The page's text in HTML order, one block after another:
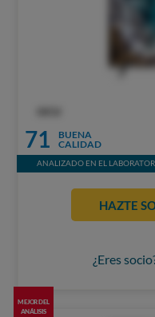
71
BUENA
CALIDAD
ANALIZADO EN EL
HAZTE
¿Eres
MEJOR DEL
ANÁLISIS